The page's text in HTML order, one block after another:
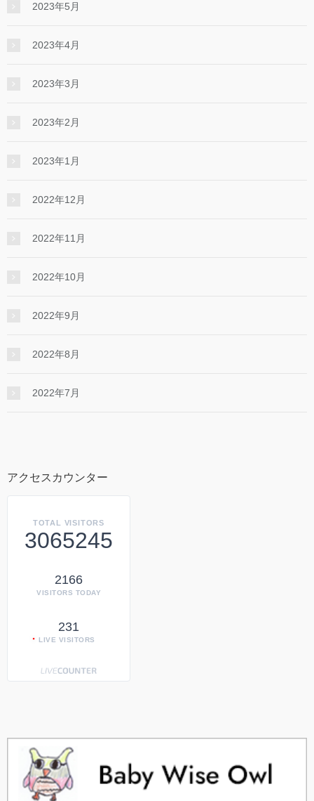
2023年5月
2023年4月
2023年3月
2023年2月
2023年1月
2022年12月
2022年11月
2022年10月
2022年9月
2022年8月
2022年7月
アクセスカウンター
TOTAL VISITORS
3065245
2166
VISITORS TODAY
231
LIVE VISITORS